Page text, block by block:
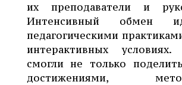
их преподаватели и
Интенсивный обмен
педагогическими
интерактивных условиях.
смогли не только
достижениями,